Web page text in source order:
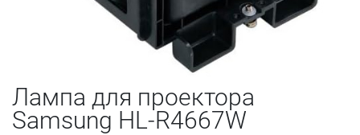
Лампа для проектора
Samsung HL-R4667W